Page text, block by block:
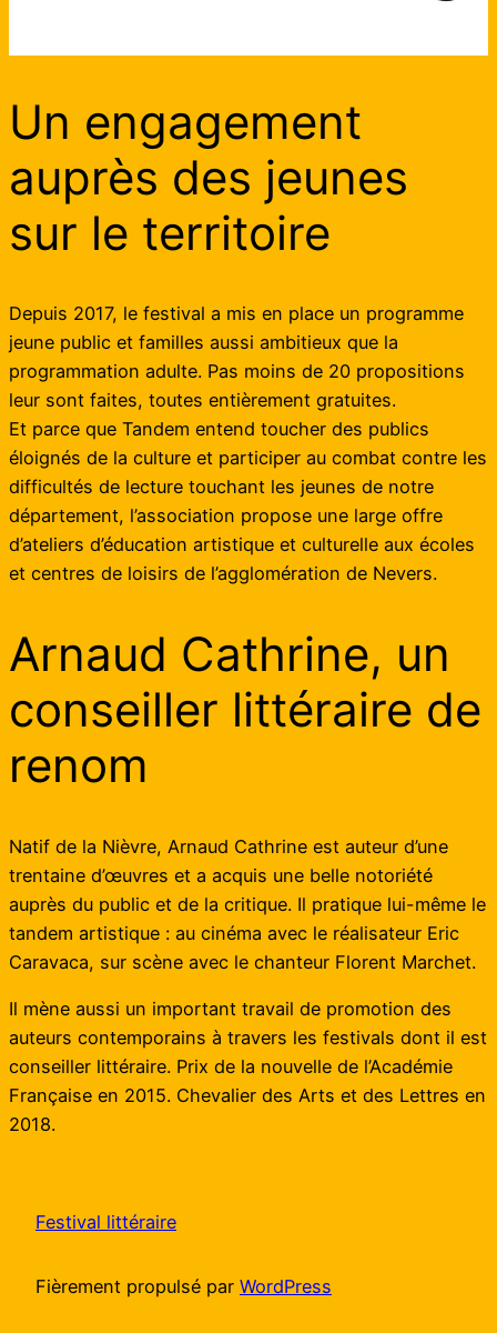
Un engagement
auprès des jeunes
sur le territoire
Depuis 2017, le festival a mis en place un programme
jeune public et familles aussi ambitieux que la
programmation adulte. Pas moins de 20 propositions
leur sont faites, toutes entièrement gratuites.
Et parce que Tandem entend toucher des publics
éloignés de la culture et participer au combat contre les
difficultés de lecture touchant les jeunes de notre
département, l’association propose une large offre
d’ateliers d’éducation artistique et culturelle aux écoles
et centres de loisirs de l’agglomération de Nevers.
Arnaud Cathrine, un
conseiller littéraire de
renom
Natif de la Nièvre, Arnaud Cathrine est auteur d’une
trentaine d’œuvres et a acquis une belle notoriété
auprès du public et de la critique. Il pratique lui-même le
tandem artistique : au cinéma avec le réalisateur Eric
Caravaca, sur scène avec le chanteur Florent Marchet.
Il mène aussi un important travail de promotion des
auteurs contemporains à travers les festivals dont il est
conseiller littéraire. Prix de la nouvelle de l’Académie
Française en 2015. Chevalier des Arts et des Lettres en
2018.
Festival littéraire
Fièrement propulsé par WordPress